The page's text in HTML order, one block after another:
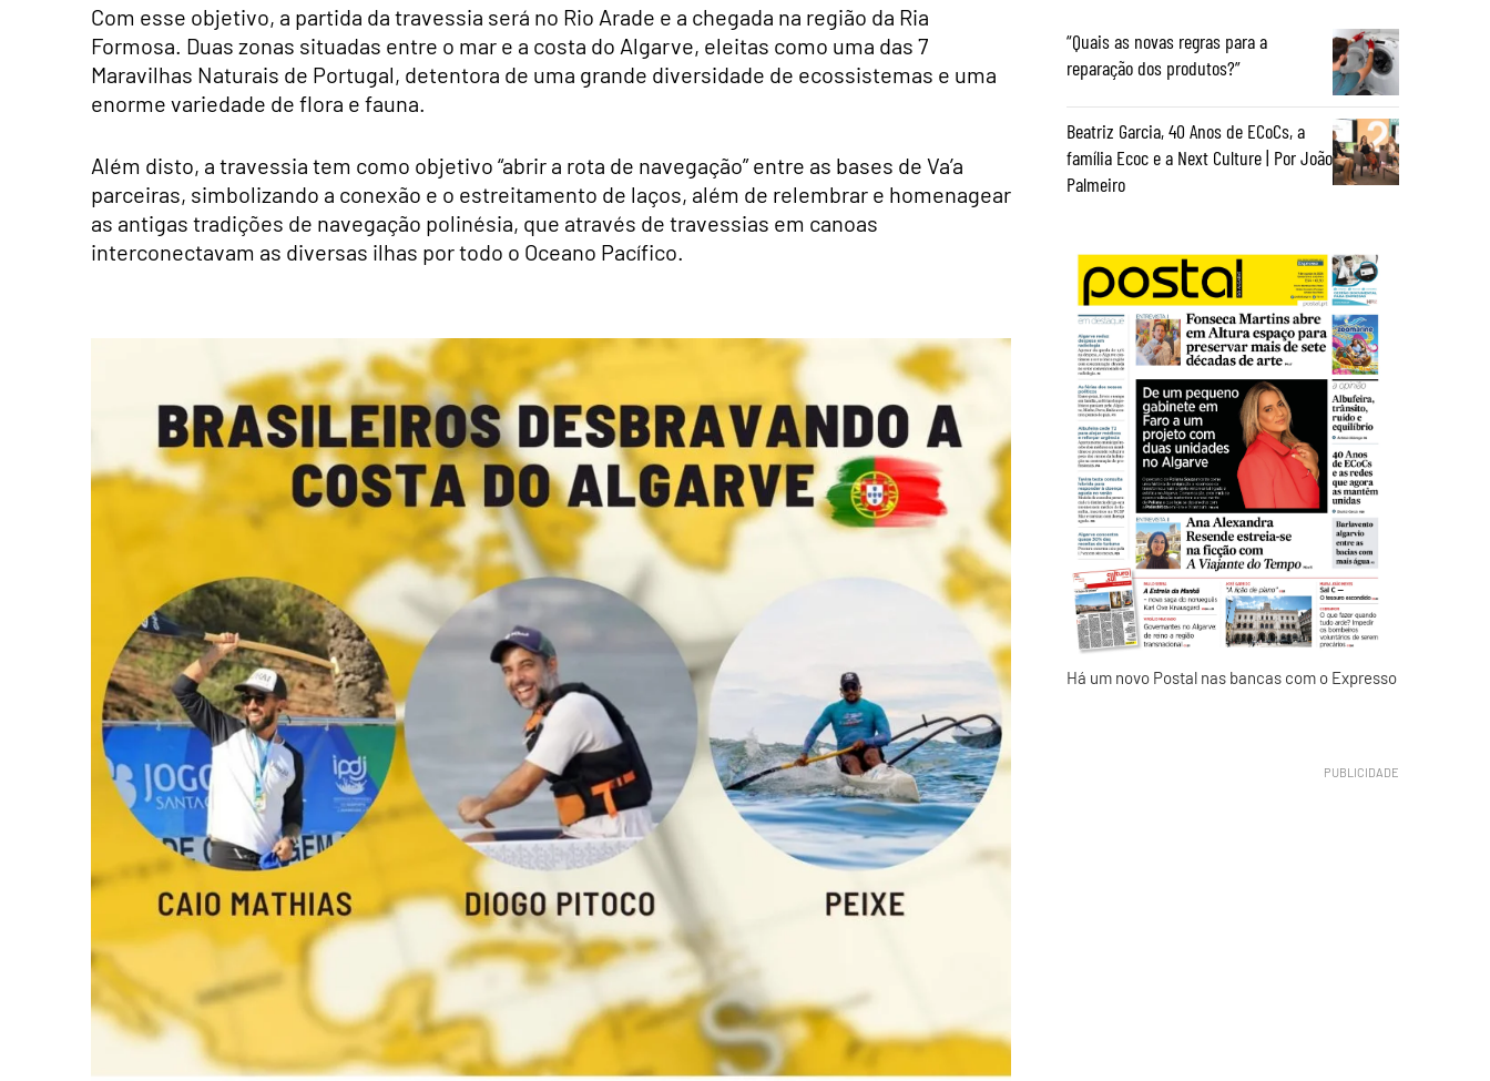
Com esse objetivo, a partida da travessia será no Rio Arade e a chegada na região da Ria
Formosa. Duas zonas situadas entre o mar e a costa do Algarve, eleitas como uma das 7
Maravilhas Naturais de Portugal, detentora de uma grande diversidade de ecossistemas e uma
enorme variedade de flora e fauna.
Além disto, a travessia tem como objetivo “abrir a rota de navegação” entre as bases de Va’a
parceiras, simbolizando a conexão e o estreitamento de laços, além de relembrar e homenagear
as antigas tradições de navegação polinésia, que através de travessias em canoas
interconectavam as diversas ilhas por todo o Oceano Pacífico.
“Quais as novas regras para a
reparação dos produtos?”
Beatriz Garcia, 40 Anos de ECoCs, a
família Ecoc e a Next Culture | Por João
Palmeiro
Há um novo Postal nas bancas com o Expresso